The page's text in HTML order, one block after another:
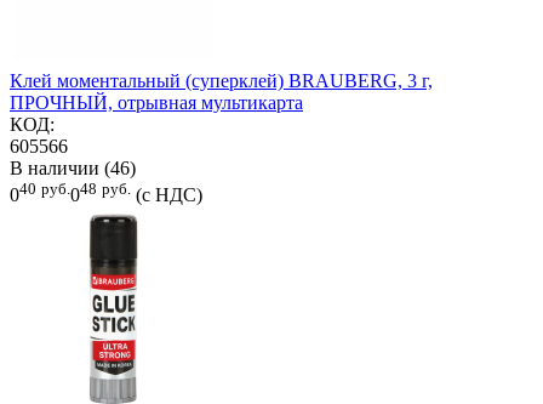
Клей моментальный (суперклей) BRAUBERG, 3 г,
ПРОЧНЫЙ, отрывная мультикарта
КОД:
605566
В наличии (46)
040 руб.048 руб. (с НДС)